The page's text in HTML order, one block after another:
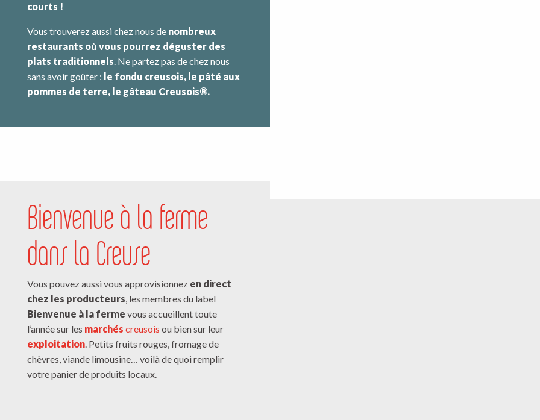
courts !
Vous trouverez aussi chez nous de nombreux
restaurants où vous pourrez déguster des
plats traditionnels. Ne partez pas de chez nous
sans avoir goûter : le fondu creusois, le pâté aux
pommes de terre, le gâteau Creusois®.
Bienvenue à la ferme
dans la Creuse
Vous pouvez aussi vous approvisionnez en direct
chez les producteurs, les membres du label
Bienvenue à la ferme vous accueillent toute
l’année sur les marchés creusois ou bien sur leur
exploitation. Petits fruits rouges, fromage de
chèvres, viande limousine… voilà de quoi remplir
votre panier de produits locaux.